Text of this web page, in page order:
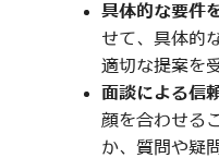
具体的な要件
せて、具体的
適切な提案を
面談による信
顔を合わせる
か、質問や疑